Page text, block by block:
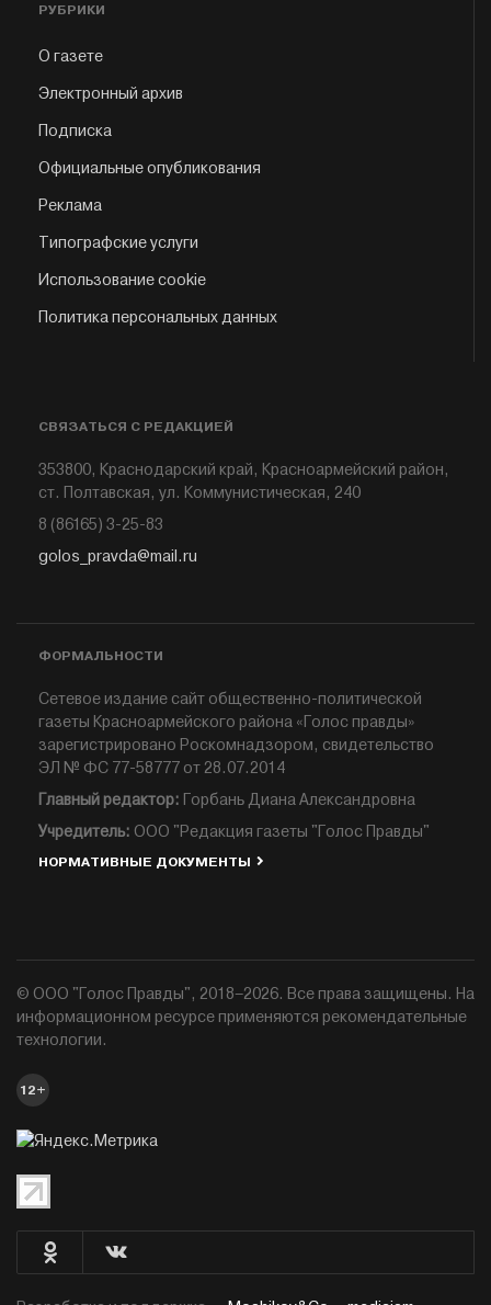
РУБРИКИ
О газете
Электронный архив
Подписка
Официальные опубликования
Реклама
Типографские услуги
Использование cookie
Политика персональных данных
СВЯЗАТЬСЯ С РЕДАКЦИЕЙ
353800, Краснодарский край, Красноармейский район,
ст. Полтавская, ул. Коммунистическая, 240
8 (86165) 3-25-83
golos_pravda@mail.ru
ФОРМАЛЬНОСТИ
Сетевое издание сайт общественно-политической
газеты Красноармейского района «Голос правды»
зарегистрировано Роскомнадзором, свидетельство
ЭЛ № ФС 77-58777 от 28.07.2014
Главный редактор: Горбань Диана Александровна
Учредитель: ООО "Редакция газеты "Голос Правды"
НОРМАТИВНЫЕ ДОКУМЕНТЫ
© ООО "Голос Правды", 2018–2026. Все права защищены. На
информационном ресурсе применяются рекомендательные
технологии.
12+